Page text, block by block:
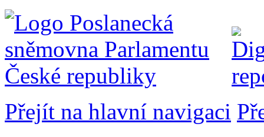
Přejít na hlavní navigaci